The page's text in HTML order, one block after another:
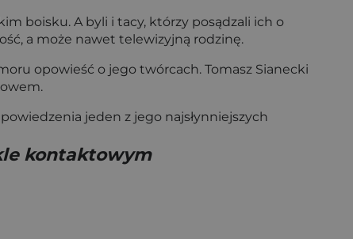
boisku. A byli i tacy, którzy posądzali ich o
a może nawet telewizyjną rodzinę.
opowieść o jego twórcach. Tomasz Sianecki
jeden z jego najsłynniejszych
kontaktowym